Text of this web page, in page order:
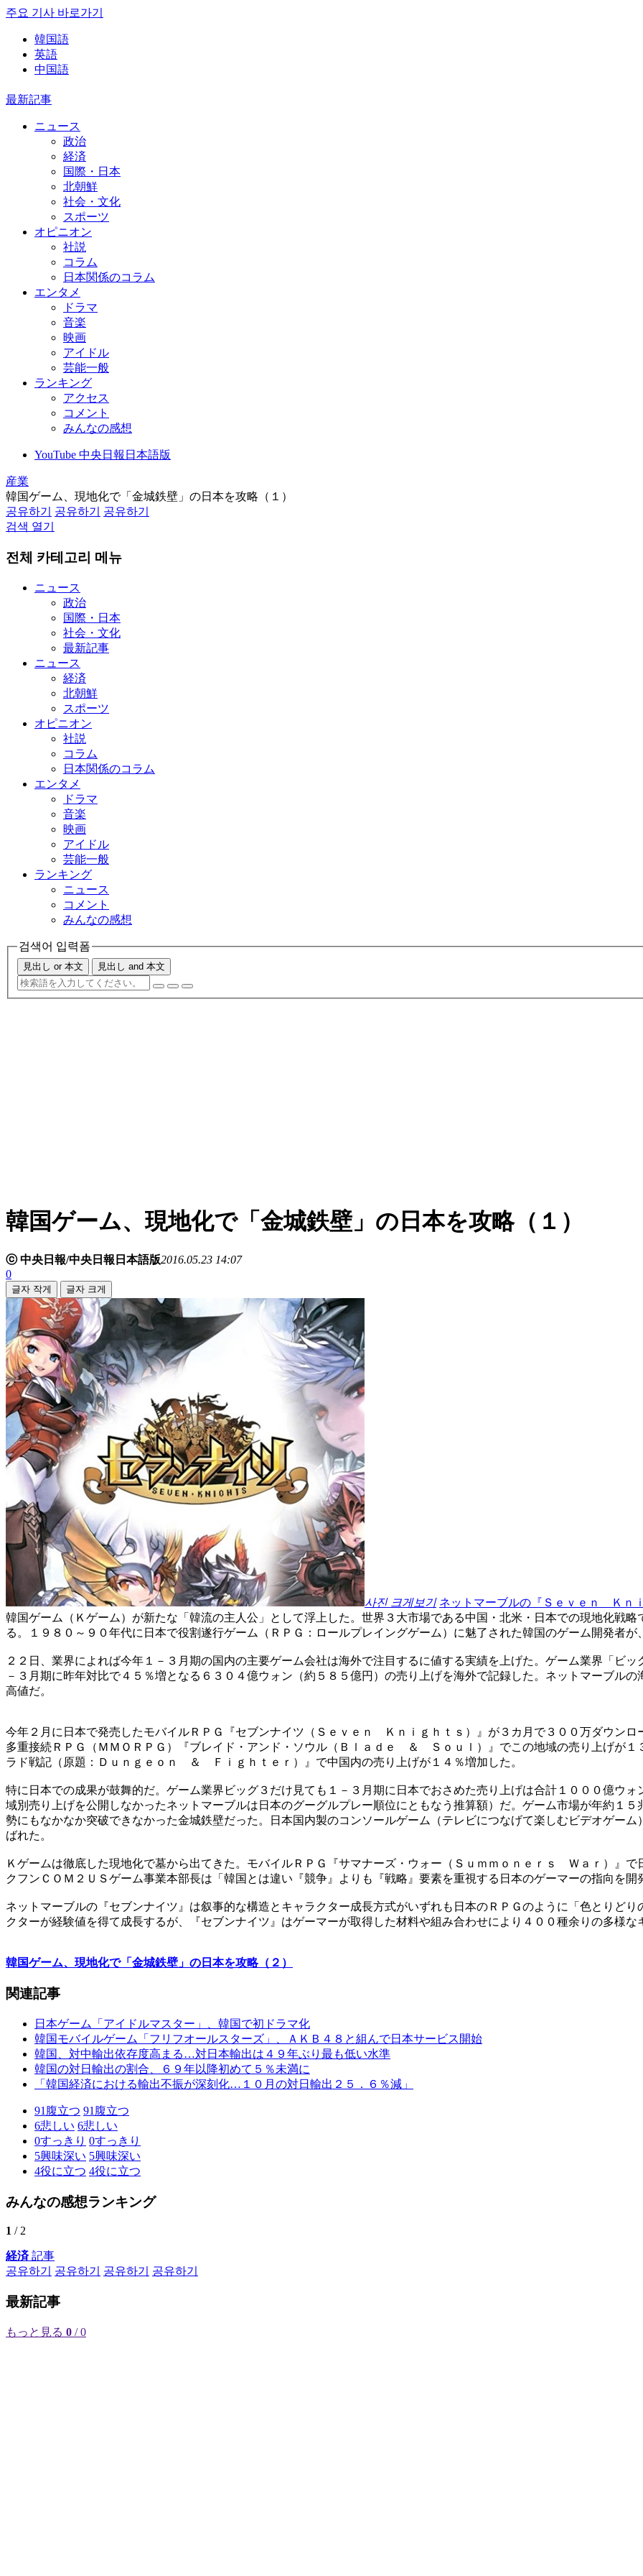
주요 기사 바로가기
韓国語
英語
中国語
最新記事
ニュース
政治
経済
国際・日本
北朝鮮
社会・文化
スポーツ
オピニオン
社説
コラム
日本関係のコラム
エンタメ
ドラマ
音楽
映画
アイドル
芸能一般
ランキング
アクセス
コメント
みんなの感想
YouTube 中央日報日本語版
産業
韓国ゲーム、現地化で「金城鉄壁」の日本を攻略（１）
공유하기
공유하기
공유하기
검색 열기
전체 카테고리 메뉴
ニュース
政治
国際・日本
社会・文化
最新記事
ニュース
経済
北朝鮮
スポーツ
オピニオン
社説
コラム
日本関係のコラム
エンタメ
ドラマ
音楽
映画
アイドル
芸能一般
ランキング
ニュース
コメント
みんなの感想
검색어 입력폼
見出し or 本文 見出し and 本文
韓国ゲーム、現地化で「金城鉄壁」の日本を攻略（１）
ⓒ 中央日報/中央日報日本語版2016.05.23 14:07
0
글자 작게 글자 크게
사진 크게보기 ネットマーブルの『Ｓｅｖｅｎ Ｋｎ
韓国ゲーム（Ｋゲーム）が新たな「韓流の主人公」として浮上した。世界３大市場である中国・北米・日本での現地化戦
る。１９８０～９０年代に日本で役割遂行ゲーム（ＲＰＧ：ロールプレイングゲーム）に魅了された韓国のゲーム開発者が
２２日、業界によれば今年１－３月期の国内の主要ゲーム会社は海外で注目するに値する実績を上げた。ゲーム業界「ビ
－３月期に昨年対比で４５％増となる６３０４億ウォン（約５８５億円）の売り上げを海外で記録した。ネットマーブル
高値だ。
今年２月に日本で発売したモバイルＲＰＧ『セブンナイツ（Ｓｅｖｅｎ Ｋｎｉｇｈｔｓ）』が３カ月で３００万ダウン
多重接続ＲＰＧ（ＭＭＯＲＰＧ）『ブレイド・アンド・ソウル（Ｂｌａｄｅ ＆ Ｓｏｕｌ）』でこの地域の売り上げが１
ラド戦記（原題：Ｄｕｎｇｅｏｎ ＆ Ｆｉｇｈｔｅｒ）』で中国内の売り上げが１４％増加した。
特に日本での成果が鼓舞的だ。ゲーム業界ビッグ３だけ見ても１－３月期に日本でおさめた売り上げは合計１０００億ウ
域別売り上げを公開しなかったネットマーブルは日本のグーグルプレー順位にともなう推算額）だ。ゲーム市場が年約１
勢にもなかなか突破できなかった金城鉄壁だった。日本国内製のコンソールゲーム（テレビにつなげて楽しむビデオゲー
ばれた。
Ｋゲームは徹底した現地化で墓から出てきた。モバイルＲＰＧ『サマナーズ・ウォー（Ｓｕｍｍｏｎｅｒｓ Ｗａｒ）』
クフンＣＯＭ２ＵＳゲーム事業本部長は「韓国とは違い『競争』よりも『戦略』要素を重視する日本のゲーマーの指向を開
ネットマーブルの『セブンナイツ』は叙事的な構造とキャラクター成長方式がいずれも日本のＲＰＧのように「色とりど
クターが経験値を得て成長するが、『セブンナイツ』はゲーマーが取得した材料や組み合わせにより４００種余りの多様な
韓国ゲーム、現地化で「金城鉄壁」の日本を攻略（２）
関連記事
日本ゲーム「アイドルマスター」、韓国で初ドラマ化
韓国モバイルゲーム「フリフオールスターズ」、ＡＫＢ４８と組んで日本サービス開始
韓国、対中輸出依存度高まる…対日本輸出は４９年ぶり最も低い水準
韓国の対日輸出の割合、６９年以降初めて５％未満に
「韓国経済における輸出不振が深刻化…１０月の対日輸出２５．６％減」
91 腹立つ 91 腹立つ
6悲しい 6悲しい
0すっきり 0すっきり
5興味深い 5興味深い
4役に立つ 4役に立つ
みんなの感想ランキング
1 / 2
経済記事
공유하기
공유하기 공유하기 공유하기
最新記事
もっと見る 0 / 0